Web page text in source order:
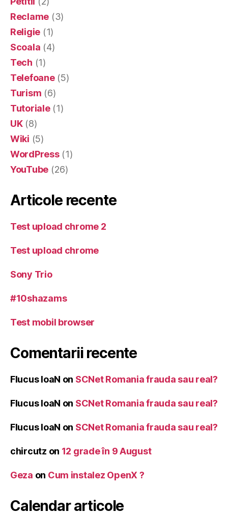
Reclame (3)
Religie (1)
Scoala (4)
Tech (1)
Telefoane(5)
Turism (6)
Tutoriale(1)
UK(8)
Wiki (5)
WordPress(1)
YouTube (26)
Articole recente
Test upload chrome 2
Test upload chrome
Sony Trio
#10shazams
Test mobil browser
Comentarii recente
Flucus IoaN on SCNet Romania frauda sau real?
Flucus IoaN on SCNet Romania frauda sau real?
Flucus IoaN on SCNet Romania frauda sau real?
chircutz on 12 grade în 9 August
Geza on Cum instalez OpenX ?
Calendar articole